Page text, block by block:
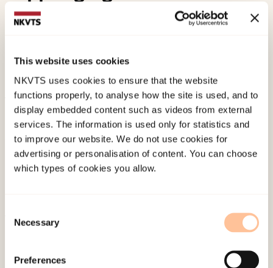
This website uses cookies
NKVTS uses cookies to ensure that the website
functions properly, to analyse how the site is used, and to
display embedded content such as videos from external
services. The information is used only for statistics and
to improve our website. We do not use cookies for
advertising or personalisation of content. You can choose
which types of cookies you allow.
Selection
Necessary
Preferences
Andreassen, A. L.
, & Mehlum, L.
fra militært FN/NATO-operasjoner. Rapport fra en
oppfølgingsundersøkelseNorwegian only.
Published:19. March 2026
Last modified:6. August 2026
About NKVTS